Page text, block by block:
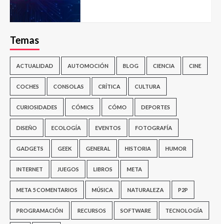
Temas
ACTUALIDAD AUTOMOCIÓN BLOG CIENCIA CINE
COCHES CONSOLAS CRÍTICA CULTURA
CURIOSIDADES CÓMICS CÓMO DEPORTES
DISEÑO ECOLOGÍA EVENTOS FOTOGRAFÍA
GADGETS GEEK GENERAL HISTORIA HUMOR
INTERNET JUEGOS LIBROS META
META 5 COMENTARIOS MÚSICA NATURALEZA P2P
PROGRAMACIÓN RECURSOS SOFTWARE TECNOLOGÍA